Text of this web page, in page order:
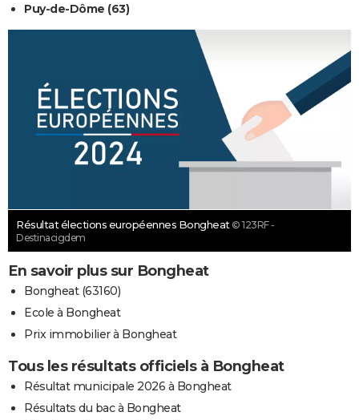
Puy-de-Dôme (63)
Résultat élections européennes Bongheat © 123RF -
Destinacigdem
En savoir plus sur Bongheat
Bongheat (63160)
Ecole à Bongheat
Prix immobilier à Bongheat
Tous les résultats officiels à Bongheat
Résultat municipale 2026 à Bongheat
Résultats du bac à Bongheat